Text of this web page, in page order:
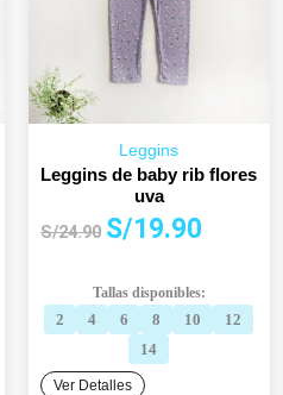
Leggins
Leggins de baby rib flores
uva
S/24.90
El
era:
S/24.90.
S/19.90
es:
S/19.90.
Tallas disponibles:
2 4 6 8 10
12
14
Ver Detalles